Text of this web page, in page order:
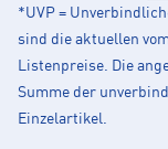
*UVP =
sind die aktuellen
Listenpreise. Die
Summe der
Einzelartikel.